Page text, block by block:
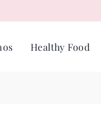
Healthy Food